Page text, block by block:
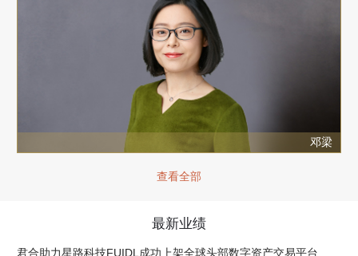
邓梁
查看全部
最新业绩
君合助力星路科技FUIDL成功上架全球头部数字资产交易平台